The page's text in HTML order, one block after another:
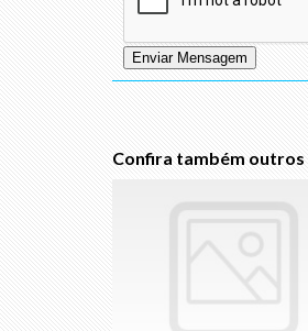
Confira também outros